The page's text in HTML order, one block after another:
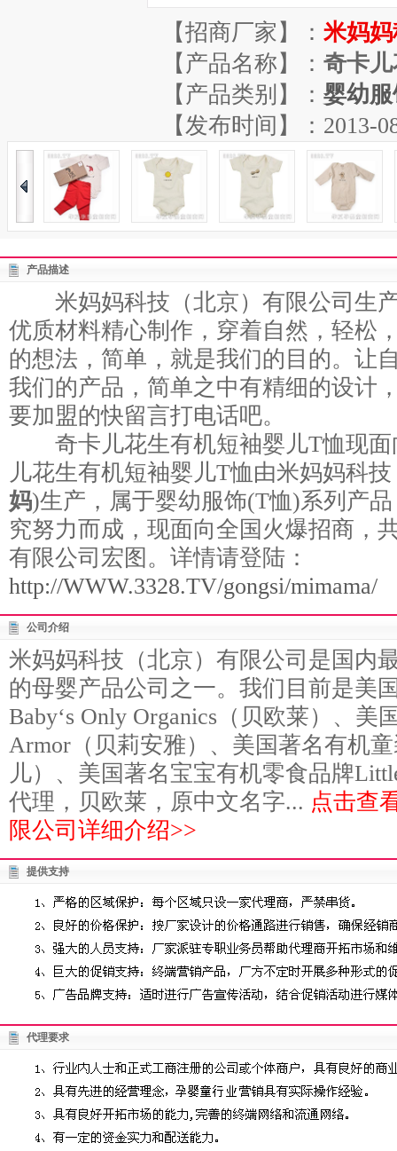
【招商厂家】： 米妈
【产品名称】： 奇卡
【产品类别】： 婴幼
【发布时间】：2013-
产品描述
米妈妈科技（北京）有限公司生
优质材料精心制作，穿着自然，轻松
的想法，简单，就是我们的目的。让
我们的产品，简单之中有精细的设计
要加盟的快留言打电话吧。
奇卡儿花生有机短袖婴儿T恤现面
儿花生有机短袖婴儿T恤由米妈妈科
妈)生产，属于婴幼服饰(T恤)系列产
究努力而成，现面向全国火爆招商，
有限公司宏图。详情请登陆：
http://WWW.3328.TV/gongsi/mimama/
公司介绍
米妈妈科技（北京）有限公司是国内
的母婴产品公司之一。我们目前是美
Baby‘s Only Organics（贝欧莱）、
Armor（贝莉安雅）、美国著名有机
儿）、美国著名宝宝有机零食品牌
代理，贝欧莱，原中文名字... 点击查
限公司详细介绍>>
提供支持
代理要求